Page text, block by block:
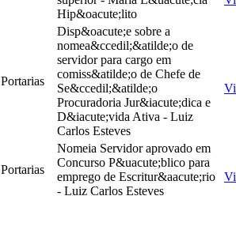
Hip&oacute;lito
Portarias
Disp&oacute;e sobre a
nomea&ccedil;&atilde;o de
servidor para cargo em
comiss&atilde;o de Chefe de
Se&ccedil;&atilde;o
Procuradoria Jur&iacute;dica e
D&iacute;vida Ativa - Luiz
Carlos Esteves
Portarias
Nomeia Servidor aprovado em
Concurso P&uacute;blico para
emprego de Escritur&aacute;rio
- Luiz Carlos Esteves